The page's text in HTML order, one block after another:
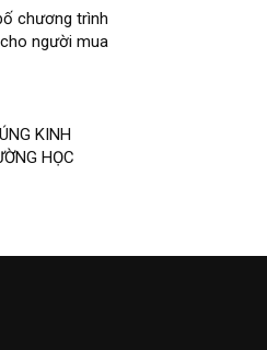
chương trình
người mua
KINH
HỌC